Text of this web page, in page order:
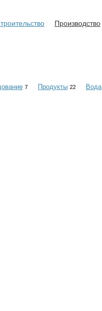
Производство
7 Продукты 22 Вода